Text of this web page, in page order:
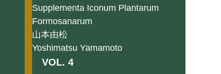
Supplementa Iconum Plantarum
Formosanarum
山本由松
Yoshimatsu Yamamoto
VOL. 4